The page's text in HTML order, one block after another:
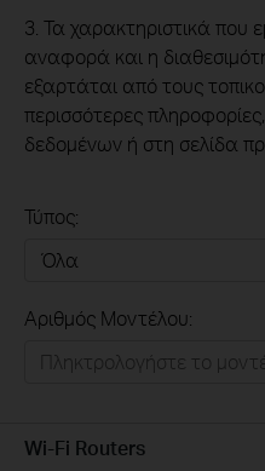
3. Τα χαρακτηριστικά που
αναφορά και η
εξαρτάται από τους
περισσότερες
δεδομένων ή στη σελίδα
Τύπος:
Επιχειρησεις
Αριθμός Μοντέλου:
Wi-Fi Routers